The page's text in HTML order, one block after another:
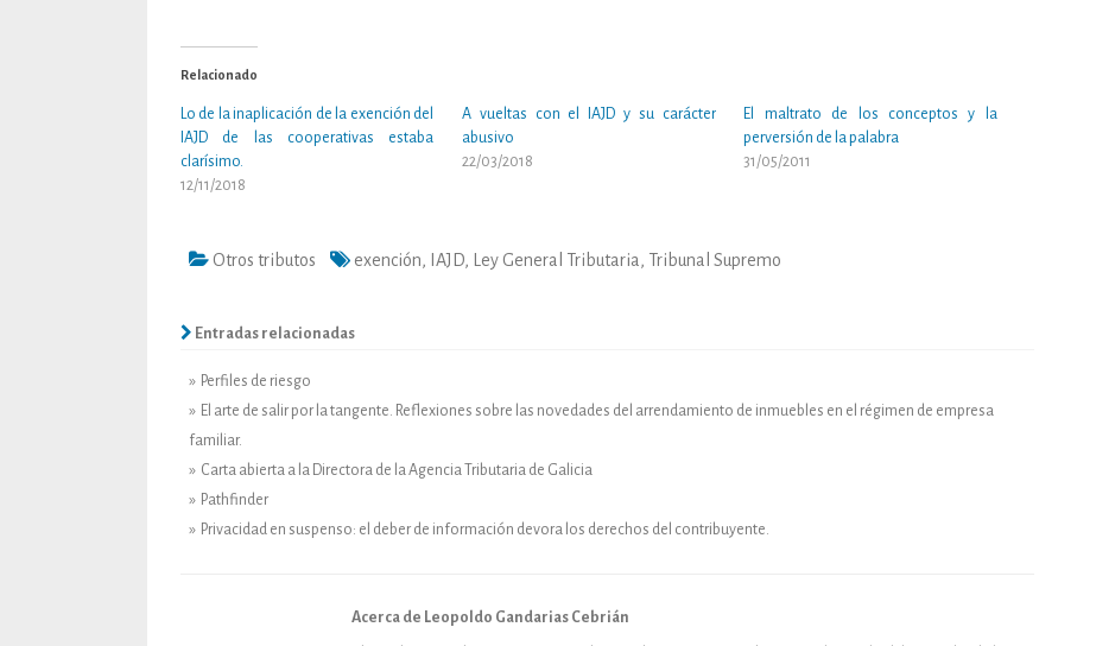
Relacionado
Lo de la inaplicación de la exención del
IAJD de las cooperativas estaba
clarísimo.
12/11/2018
A vueltas con el IAJD y su carácter
abusivo
22/03/2018
El maltrato de los conceptos y la
perversión de la palabra
31/05/2011
Otros tributos exención, IAJD, Ley General Tributaria , Tribunal Supremo
Entradas relacionadas
» Perfiles de riesgo
» El arte de salir por la tangente. Reflexiones sobre las novedades del arrendamiento de inmuebles en el régimen de empresa
familiar.
» Carta abierta a la Directora de la Agencia Tributaria de Galicia
» Pathfinder
» Privacidad en suspenso: el deber de información devora los derechos del contribuyente.
Acerca de Leopoldo Gandarias Cebrián